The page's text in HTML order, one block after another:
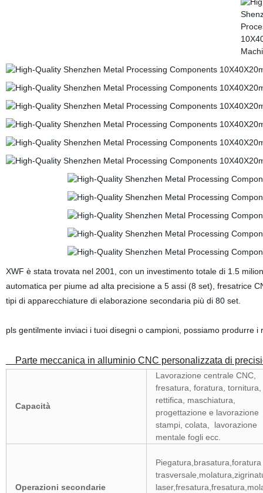
XWF è stata trovata nel 2001, con un investimento totale di 1.5
automatica per piume ad alta precisione a 5 assi (8 set), fresatrice
tipi di apparecchiature di elaborazione secondaria più di 80 set.
pls gentilmente inviaci i tuoi disegni o campioni, possiamo produrre i
Parte meccanica in alluminio CNC personalizzata di
Capacità
Lavorazione centrale CNC,
fresatura, foratura, tornitura,
rettifica, maschiatura,
progettazione e lavorazione
stampi, colata, lavorazione
mentale fogli ecc.
Operazioni secondarie
Piegatura,brasatura,foratura